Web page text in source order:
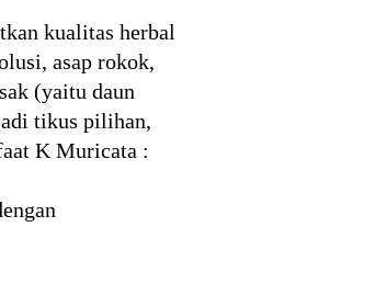
kualitas herbal
asap rokok,
(yaitu daun
tikus pilihan,
K Muricata :